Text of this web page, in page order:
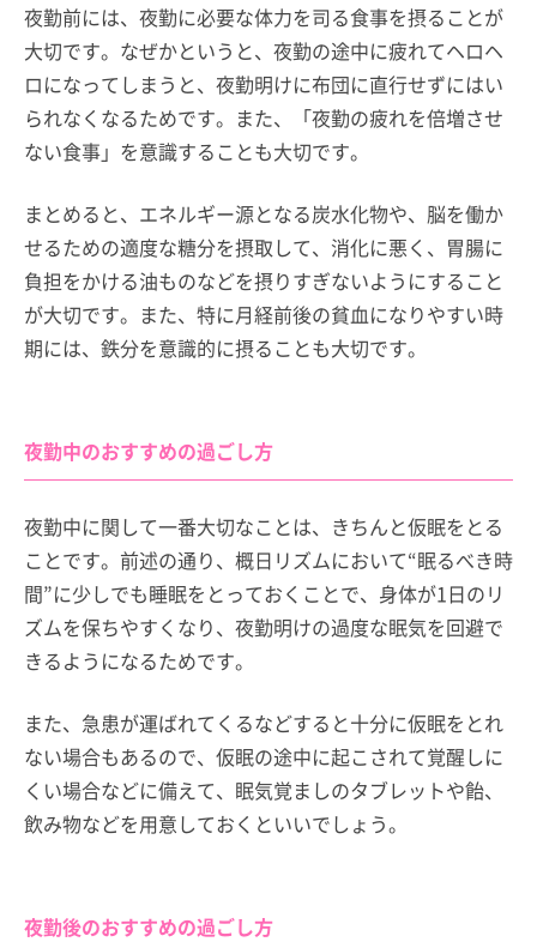
夜勤前には、夜勤に必要な体力を司る食事を摂ることが
大切です。なぜかというと、夜勤の途中に疲れてヘロヘ
ロになってしまうと、夜勤明けに布団に直行せずにはい
られなくなるためです。また、「夜勤の疲れを倍増させ
ない食事」を意識することも大切です。
まとめると、エネルギー源となる炭水化物や、脳を働か
せるための適度な糖分を摂取して、消化に悪く、胃腸に
負担をかける油ものなどを摂りすぎないようにすること
が大切です。また、特に月経前後の貧血になりやすい時
期には、鉄分を意識的に摂ることも大切です。
夜勤中のおすすめの過ごし方
夜勤中に関して一番大切なことは、きちんと仮眠をとる
ことです。前述の通り、概日リズムにおいて“眠るべき時
間”に少しでも睡眠をとっておくことで、身体が1日のリ
ズムを保ちやすくなり、夜勤明けの過度な眠気を回避で
きるようになるためです。
また、急患が運ばれてくるなどすると十分に仮眠をとれ
ない場合もあるので、仮眠の途中に起こされて覚醒しに
くい場合などに備えて、眠気覚ましのタブレットや飴、
飲み物などを用意しておくといいでしょう。
夜勤後のおすすめの過ごし方